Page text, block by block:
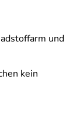
und
kein